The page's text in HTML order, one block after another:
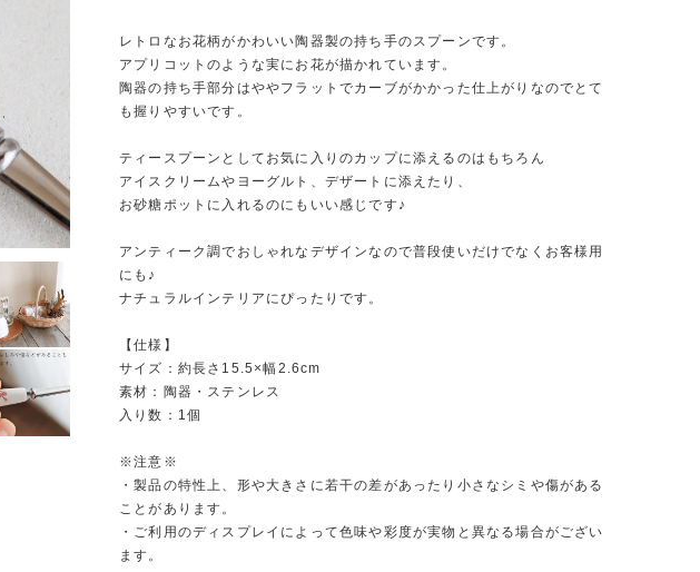
レトロなお花柄がかわいい陶器製の持ち手のスプーンです。
アプリコットのような実にお花が描かれています。
陶器の持ち手部分はややフラットでカーブがかかった仕上がりなのでとて
も握りやすいです。
ティースプーンとしてお気に入りのカップに添えるのはもちろん
アイスクリームやヨーグルト、デザートに添えたり、
お砂糖ポットに入れるのにもいい感じです♪
アンティーク調でおしゃれなデザインなので普段使いだけでなくお客様用
にも♪
ナチュラルインテリアにぴったりです。
【仕様】
サイズ：約長さ15.5×幅2.6cm
素材：陶器・ステンレス
入り数：1個
※注意※
・製品の特性上、形や大きさに若干の差があったり小さなシミや傷がある
ことがあります。
・ご利用のディスプレイによって色味や彩度が実物と異なる場合がござい
ます。